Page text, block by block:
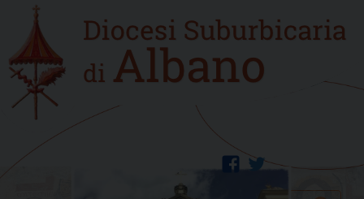
content
Home
new
twitter
facebook